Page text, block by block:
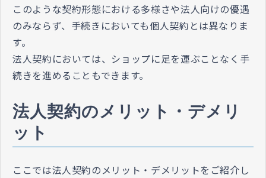
このような契約形態における多様さや法人向けの優遇
のみならず、手続きにおいても個人契約とは異なりま
す。
法人契約においては、ショップに足を運ぶことなく手
続きを進めることもできます。
法人契約のメリット・デメリ
ット
ここでは法人契約のメリット・デメリットをご紹介し